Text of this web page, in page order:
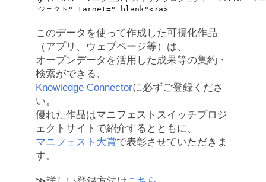
このデータを使って作成した可視化作品
（アプリ、ウェブページ等）は、
オープンデータを活用した成果等の集約・
検索ができる、
Knowledge Connectorに必ずご登録くださ
い。
優れた作品はマニフェストスイッチプロジ
ェクトサイトで紹介するとともに、
マニフェスト大賞で表彰させていただきま
す。